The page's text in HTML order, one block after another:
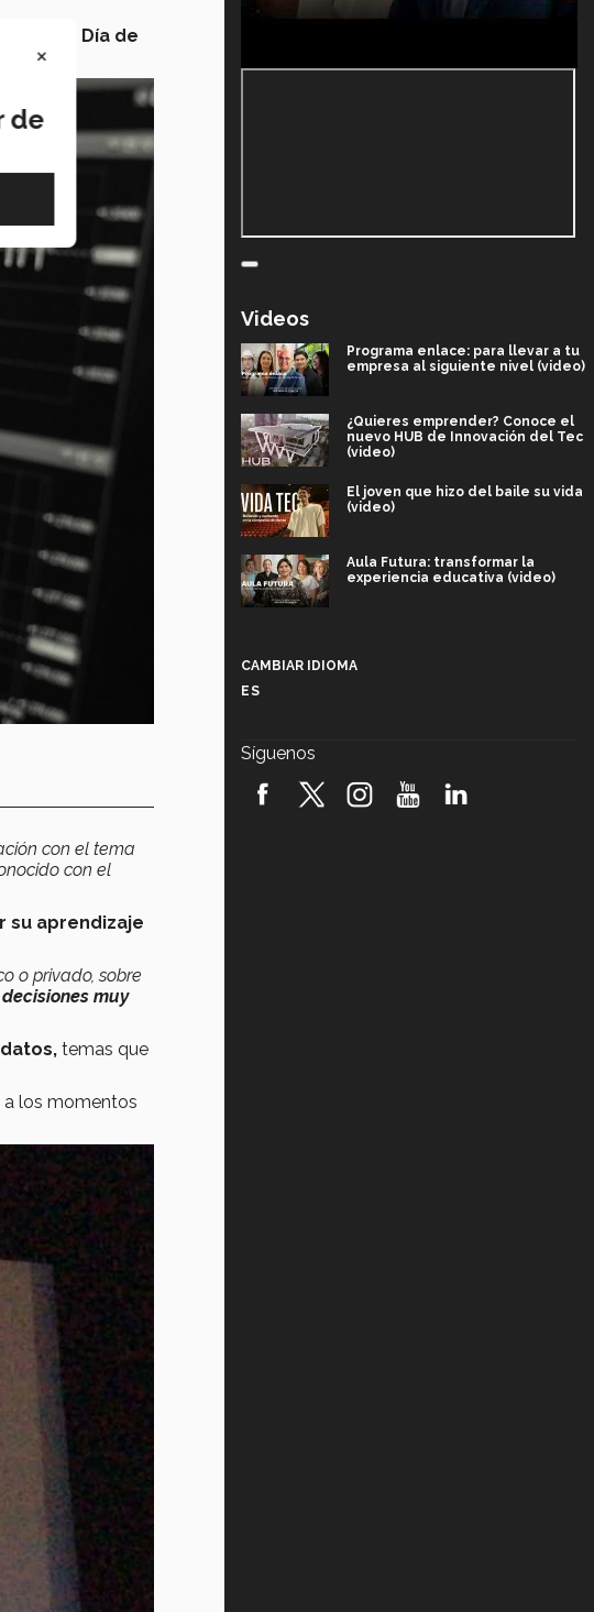
Primer Día de
con el tema
con el
su aprendizaje
o privado, sobre
muy
temas que
a los momentos
Videos
Programa enlace: para llevar a tu
empresa al siguiente nivel (video)
¿Quieres emprender? Conoce el
nuevo HUB de Innovación del Tec
(video)
El joven que hizo del baile su vida
(video)
Aula Futura: transformar la
experiencia educativa (video)
robótica FIRST 2026! (video)
CAMBIAR IDIOMA
ES
Síguenos
×
de